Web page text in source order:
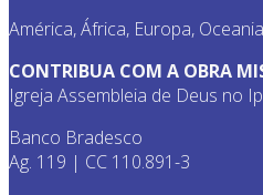
América, África, Europa,
CONTRIBUA COM A OBRA
Igreja Assembleia de Deus no
Banco Bradesco
Ag. 119 | CC 110.891-3